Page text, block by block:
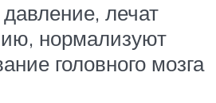
лечат
нормализуют
головного мозга